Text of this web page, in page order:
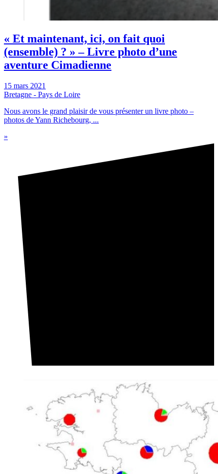
« Et maintenant, ici, on fait quoi
(ensemble) ? » – Livre photo d’une
aventure Cimadienne
15 mars 2021
Bretagne - Pays de Loire
Nous avons le grand plaisir de vous présenter un livre photo –
photos de Yann Richebourg, ...
»